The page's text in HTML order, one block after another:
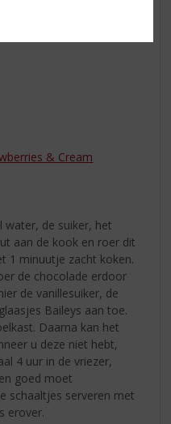
& Cream
water, de suiker, het
aan de kook en roer dit
1 minuutje zacht koken.
de chocolade erdoor
de vanillesuiker, de
Baileys aan toe.
Daarna kan het
u deze niet hebt,
4 uur in de vriezer,
goed moet
schaaltjes serveren met
erover.